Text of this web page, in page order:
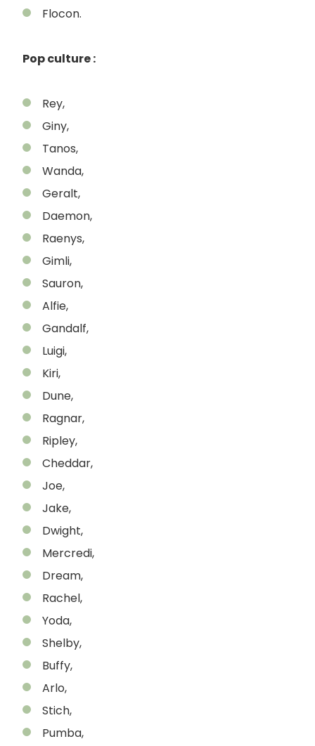
Flocon.
Pop culture :
Rey,
Giny,
Tanos,
Wanda,
Geralt,
Daemon,
Raenys,
Gimli,
Sauron,
Alfie,
Gandalf,
Luigi,
Kiri,
Dune,
Ragnar,
Ripley,
Cheddar,
Joe,
Jake,
Dwight,
Mercredi,
Dream,
Rachel,
Yoda,
Shelby,
Buffy,
Arlo,
Stich,
Pumba,